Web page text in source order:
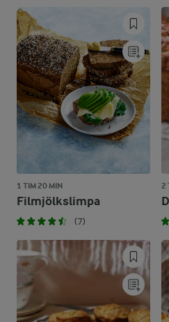
1 TIM 20 MIN
Filmjölkslimpa
(7)
2